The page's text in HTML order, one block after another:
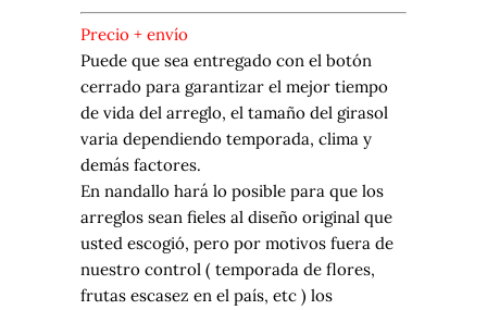
Precio + envío
Puede que sea entregado con el botón
cerrado para garantizar el mejor tiempo
de vida del arreglo, el tamaño del girasol
varia dependiendo temporada, clima y
demás factores.
En nandallo hará lo posible para que los
arreglos sean fieles al diseño original que
usted escogió, pero por motivos fuera de
nuestro control ( temporada de flores,
frutas escasez en el país, etc ) los